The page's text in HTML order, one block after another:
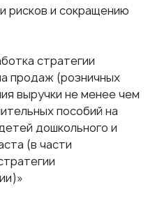
рисков и сокращению
стратегии
продаж (розничных
выручки не менее чем
пособий на
дошкольного и
(в части